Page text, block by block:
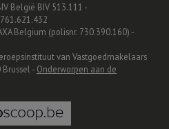
België BIV 513.111 -
Belgium (polisnr. 730.390.160) -
van Vastgoedmakelaars
- Onderworpen aan de